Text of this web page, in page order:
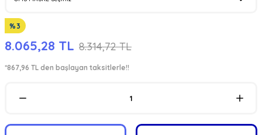
%3
8.065,28 TL 8.314,72 TL
*867,96 TL den başlayan taksitlerle!!